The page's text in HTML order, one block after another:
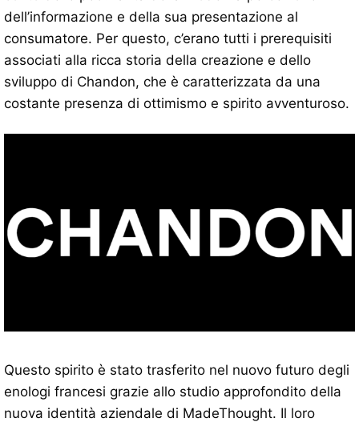
dell’informazione e della sua presentazione al
consumatore. Per questo, c’erano tutti i prerequisiti
associati alla ricca storia della creazione e dello
sviluppo di Chandon, che è caratterizzata da una
costante presenza di ottimismo e spirito avventuroso.
Questo spirito è stato trasferito nel nuovo futuro degli
enologi francesi grazie allo studio approfondito della
nuova identità aziendale di MadeThought. Il loro